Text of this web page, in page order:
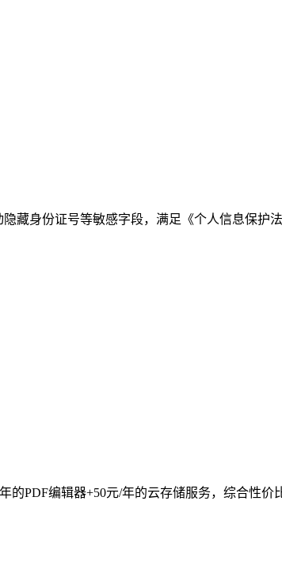
藏身份证号等敏感字段，满足《个人信息保护
PDF编辑器+50元/年的云存储服务，综合性价